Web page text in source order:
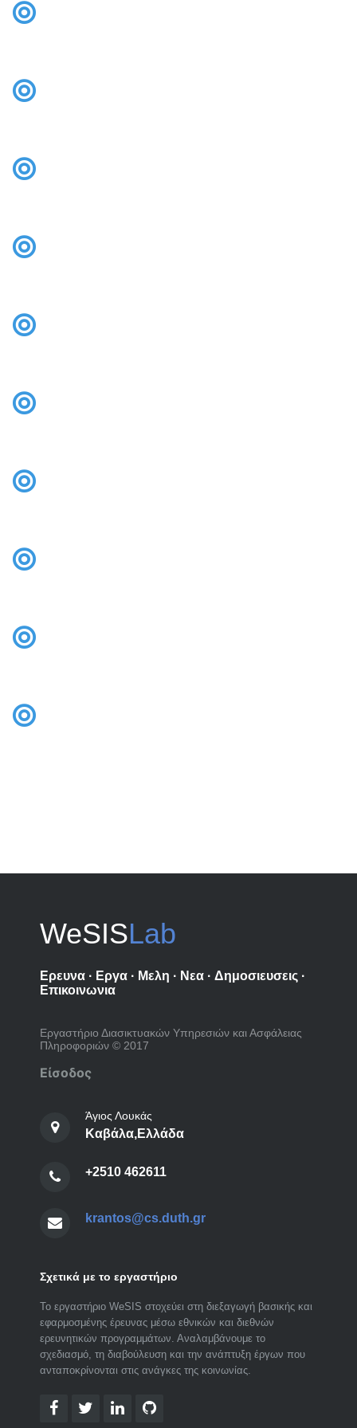
WeSISLab
Ερευνα · Εργα · Μελη · Νεα · Δημοσιευσεις ·
Επικοινωνια
Εργαστήριο Διασικτυακών Υπηρεσιών και Ασφάλειας
Πληροφοριών © 2017
Είσοδος
Άγιος Λουκάς
Καβάλα,Ελλάδα
+2510 462611
krantos@cs.duth.gr
Σχετικά με το εργαστήριο
Το εργαστήριο WeSIS στοχεύει στη διεξαγωγή βασικής και
εφαρμοσμένης έρευνας μέσω εθνικών και διεθνών
ερευνητικών προγραμμάτων. Αναλαμβάνουμε το
σχεδιασμό, τη διαβούλευση και την ανάπτυξη έργων που
ανταποκρίνονται στις ανάγκες της κοινωνίας.